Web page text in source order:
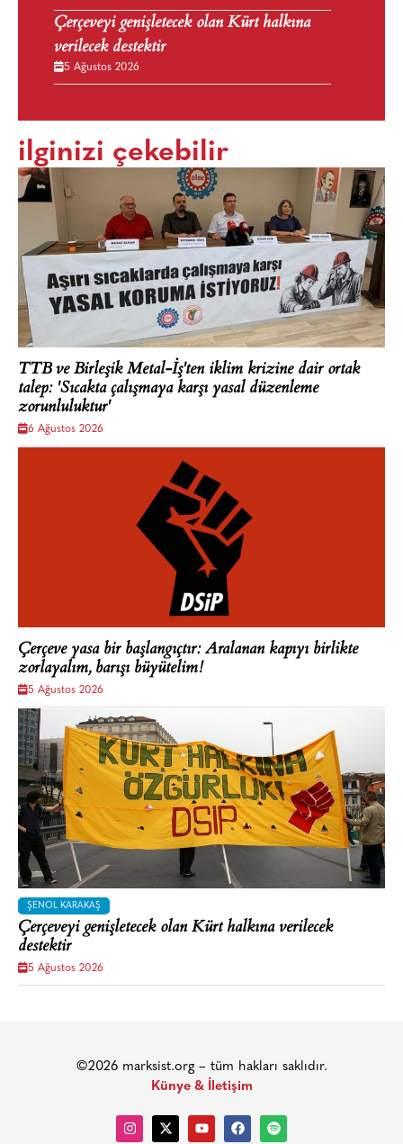
Çerçeveyi genişletecek olan Kürt halkına
verilecek destektir
5 Ağustos 2026
ilginizi çekebilir
TTB ve Birleşik Metal-İş'ten iklim krizine dair ortak
talep: 'Sıcakta çalışmaya karşı yasal düzenleme
zorunluluktur'
6 Ağustos 2026
Çerçeve yasa bir başlangıçtır: Aralanan kapıyı birlikte
zorlayalım, barışı büyütelim!
5 Ağustos 2026
ŞENOL KARAKAŞ
Çerçeveyi genişletecek olan Kürt halkına verilecek
destektir
5 Ağustos 2026
©2026 marksist.org – tüm hakları saklıdır.
Künye & İletişim